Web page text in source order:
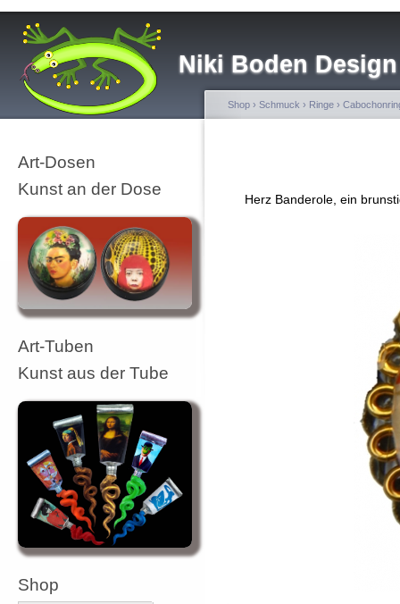
Niki Boden Design
Art-Dosen
Kunst an der Dose
Art-Tuben
Kunst aus der Tube
Shop
Shop › Schmuck › Ringe ›
Herz Banderole, ein